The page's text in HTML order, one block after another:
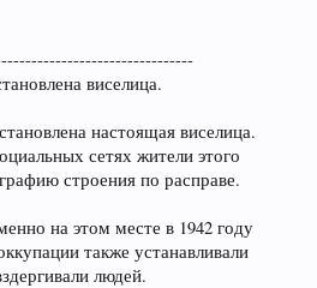
виселица.
настоящая виселица.
сетях жители этого
строения по расправе.
на этом месте в 1942 году
также устанавливали
людей.